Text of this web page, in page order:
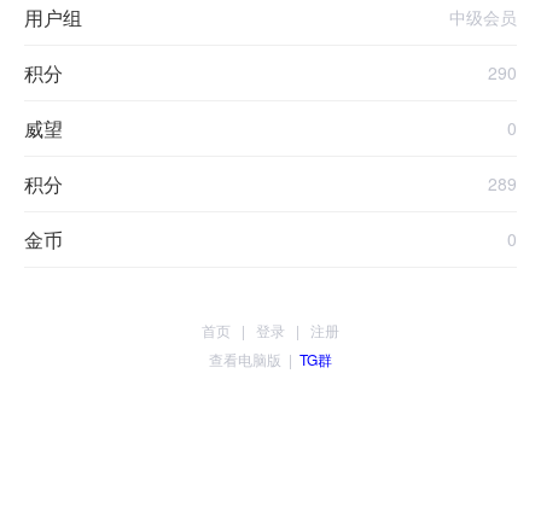
用户组 中级会员
积分 290
威望 0
积分 289
金币 0
首页 | 登录 | 注册
查看电脑版 | TG群